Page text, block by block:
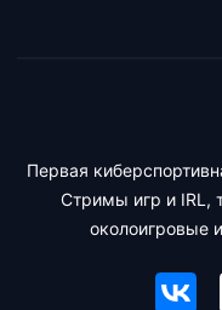
Первая
Стримы игр и IRL,
околоигровые